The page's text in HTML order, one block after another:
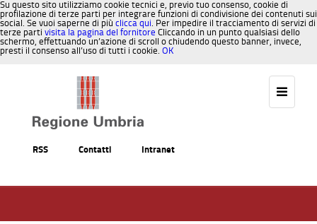
Su questo sito utilizziamo cookie tecnici e, previo tuo consenso, cookie di
profilazione di terze parti per integrare funzioni di condivisione dei contenuti sui
social. Se vuoi saperne di più clicca qui. Per impedire il tracciamento di servizi di
terze parti visita la pagina del fornitore Cliccando in un punto qualsiasi dello
schermo, effettuando un’azione di scroll o chiudendo questo banner, invece,
presti il consenso all’uso di tutti i cookie. OK
RSS Contatti Intranet